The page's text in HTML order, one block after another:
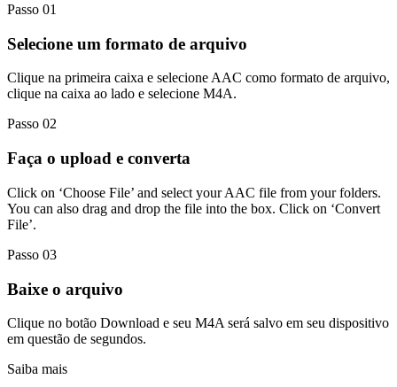
Passo 01
Selecione um formato de arquivo
Clique na primeira caixa e selecione AAC como formato de arquivo,
clique na caixa ao lado e selecione M4A.
Passo 02
Faça o upload e converta
Click on ‘Choose File’ and select your AAC file from your folders.
You can also drag and drop the file into the box. Click on ‘Convert
File’.
Passo 03
Baixe o arquivo
Clique no botão Download e seu M4A será salvo em seu dispositivo
em questão de segundos.
Saiba mais